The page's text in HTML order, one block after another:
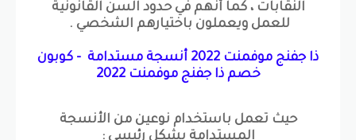
النقابات ، كما أنهم في حدود السن القانونية
للعمل ويعملون باختيارهم الشخصي .
ذا جفنج موفمنت 2022 أنسجة مستدامة - كوبون
خصم ذا جفنج موفمنت 2022
حيث تعمل باستخدام نوعين من الأنسجة
المستدامة بشكل رئيسي :